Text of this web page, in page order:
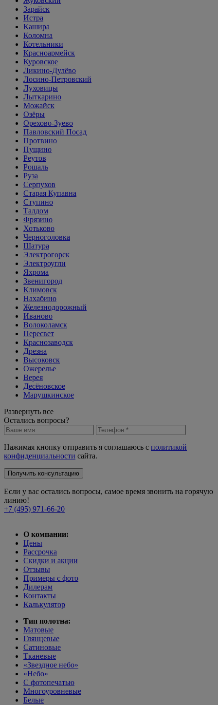
Зарайск
Истра
Кашира
Коломна
Котельники
Красноармейск
Куровское
Ликино-Дулёво
Лосино-Петровский
Луховицы
Лыткарино
Можайск
Озёры
Орехово-Зуево
Павловский Посад
Протвино
Пущино
Реутов
Рошаль
Руза
Серпухов
Старая Купавна
Ступино
Талдом
Фрязино
Хотьково
Черноголовка
Шатура
Электрогорск
Электроугли
Яхрома
Звенигород
Климовск
Нахабино
Железнодорожный
Иваново
Волоколамск
Пересвет
Краснозаводск
Дрезна
Высоковск
Ожерелье
Верея
Десёновское
Марушкинское
Развернуть все
Остались вопросы?
Нажимая кнопку отправить я соглашаюсь с политикой
конфиденциальности сайта.
Получить консультацию
Если у вас остались вопросы, самое время звонить на горячую
линию!
+7 (495) 971-66-20
О компании:
Цены
Рассрочка
Скидки и акции
Отзывы
Примеры с фото
Дилерам
Контакты
Калькулятор
Тип полотна:
Матовые
Глянцевые
Сатиновые
Тканевые
«Звездное небо»
«Небо»
С фотопечатью
Многоуровневые
Белые